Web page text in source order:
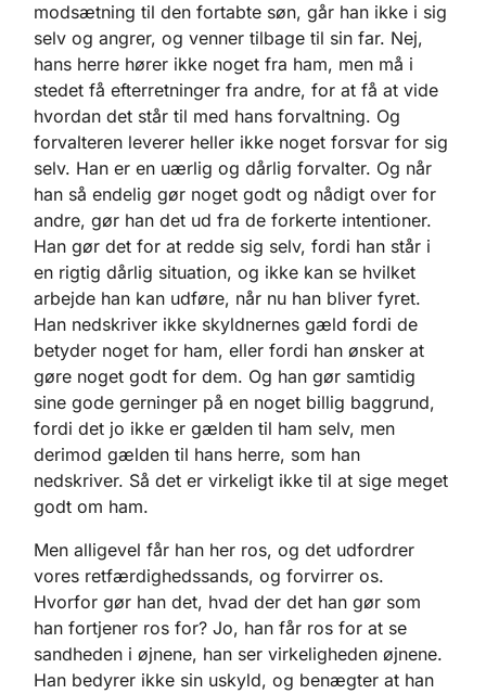
modsætning til den fortabte søn, går han ikke i sig
selv og angrer, og venner tilbage til sin far. Nej,
hans herre hører ikke noget fra ham, men må i
stedet få efterretninger fra andre, for at få at vide
hvordan det står til med hans forvaltning. Og
forvalteren leverer heller ikke noget forsvar for sig
selv. Han er en uærlig og dårlig forvalter. Og når
han så endelig gør noget godt og nådigt over for
andre, gør han det ud fra de forkerte intentioner.
Han gør det for at redde sig selv, fordi han står i
en rigtig dårlig situation, og ikke kan se hvilket
arbejde han kan udføre, når nu han bliver fyret.
Han nedskriver ikke skyldnernes gæld fordi de
betyder noget for ham, eller fordi han ønsker at
gøre noget godt for dem. Og han gør samtidig
sine gode gerninger på en noget billig baggrund,
fordi det jo ikke er gælden til ham selv, men
derimod gælden til hans herre, som han
nedskriver. Så det er virkeligt ikke til at sige meget
godt om ham.
Men alligevel får han her ros, og det udfordrer
vores retfærdighedssands, og forvirrer os.
Hvorfor gør han det, hvad der det han gør som
han fortjener ros for? Jo, han får ros for at se
sandheden i øjnene, han ser virkeligheden øjnene.
Han bedyrer ikke sin uskyld, og benægter at han